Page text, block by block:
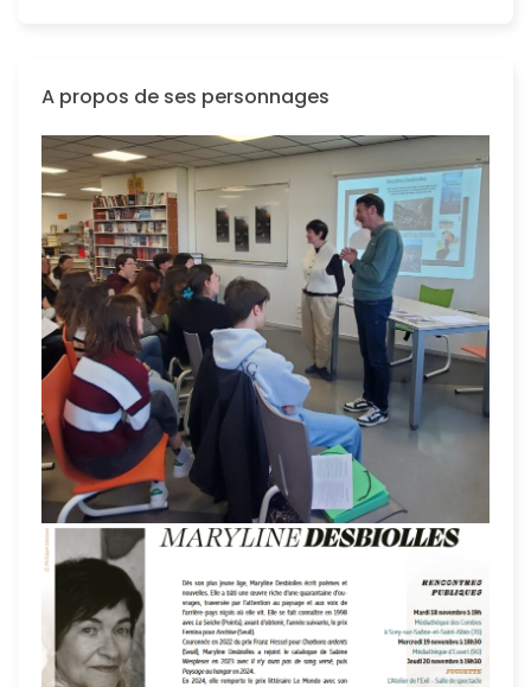
A propos de ses personnages